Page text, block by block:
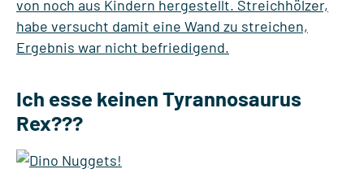
Ich esse keinen Tyrannosaurus
Rex???